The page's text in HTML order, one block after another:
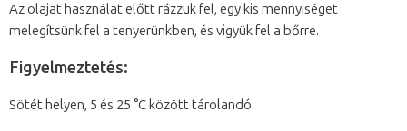
Az olajat használat előtt rázzuk fel, egy kis mennyiséget
melegítsünk fel a tenyerünkben, és vigyük fel a bőrre.
Figyelmeztetés:
Sötét helyen, 5 és 25 °C között tárolandó.